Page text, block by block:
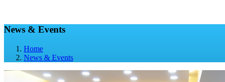
News & Events
Home
News & Events